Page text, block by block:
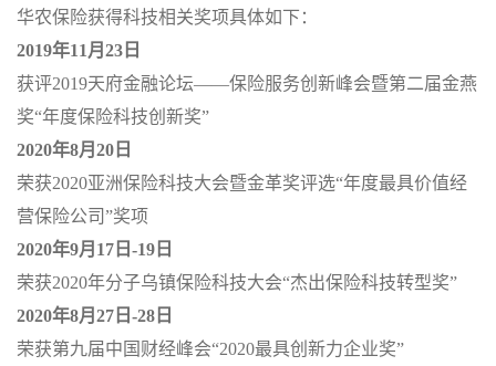
华农保险获得科技相关奖项具体如下：
2019年11 月 23 日
获评2019天府金融论坛——保险服务创新峰会暨第二届金燕
奖“年度保险科技创新奖”
2020年8月 20 日
荣获2020亚洲保险科技大会暨金革奖评选“年度最具价值经
营保险公司 ”奖项
2020年9月 17 日 -19 日
荣获2020年分子乌镇保险科技大会“杰出保险科技转型奖”
2020年8月 27 日 -28 日
荣获第九届中国财经峰会“2020最具创新力企业奖”